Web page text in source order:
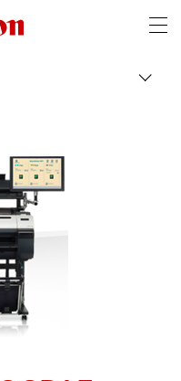
Canon Logo, back to